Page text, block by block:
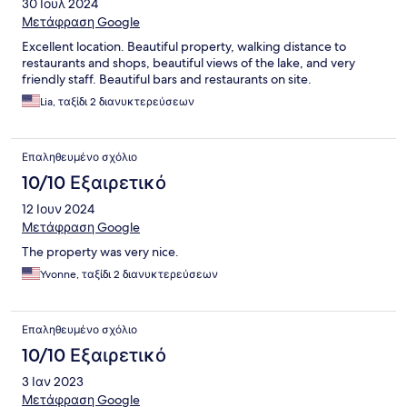
30 Ιουλ 2024
Μετάφραση Google
Excellent location. Beautiful property, walking distance to
restaurants and shops, beautiful views of the lake, and very
friendly staff. Beautiful bars and restaurants on site.
Lia, ταξίδι 2 διανυκτερεύσεων
Επαληθευμένο σχόλιο
10/10 Εξαιρετικό
12 Ιουν 2024
Μετάφραση Google
The property was very nice.
Yvonne, ταξίδι 2 διανυκτερεύσεων
Επαληθευμένο σχόλιο
10/10 Εξαιρετικό
3 Ιαν 2023
Μετάφραση Google